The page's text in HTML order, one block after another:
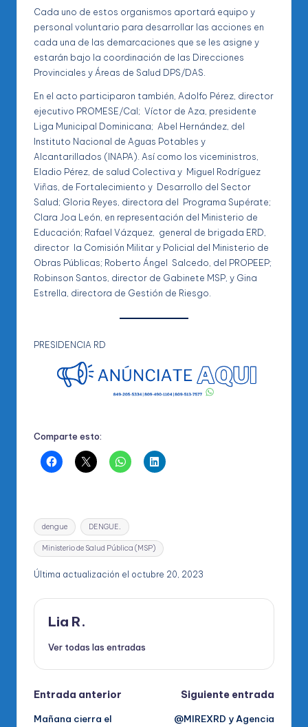
Cada uno de estos organismos aportará equipo y
personal voluntario para desarrollar las acciones en
cada una de las demarcaciones que se les asigne y
estarán bajo la coordinación de las Direcciones
Provinciales y Áreas de Salud DPS/DAS.
En el acto participaron también, Adolfo Pérez, director
ejecutivo PROMESE/Cal; Víctor de Aza, presidente
Liga Municipal Dominicana; Abel Hernández, del
Instituto Nacional de Aguas Potables y
Alcantarillados (INAPA). Así como los viceministros,
Eladio Pérez, de salud Colectiva y Miguel Rodríguez
Viñas, de Fortalecimiento y Desarrollo del Sector
Salud; Gloria Reyes, directora del Programa Supérate;
Clara Joa León, en representación del Ministerio de
Educación; Rafael Vázquez, general de brigada ERD,
director la Comisión Militar y Policial del Ministerio de
Obras Públicas; Roberto Ángel Salcedo, del PROPEEP;
Robinson Santos, director de Gabinete MSP, y Gina
Estrella, directora de Gestión de Riesgo.
PRESIDENCIA RD
Comparte esto:
Etiquetas:
dengue DENGUE.
Ministerio de Salud Pública (MSP)
Última actualización el octubre 20, 2023
Lia R.
Ver todas las entradas
Navegación
Entrada anterior
Mañana cierra el
Siguiente entrada
@MIREXRD y Agencia